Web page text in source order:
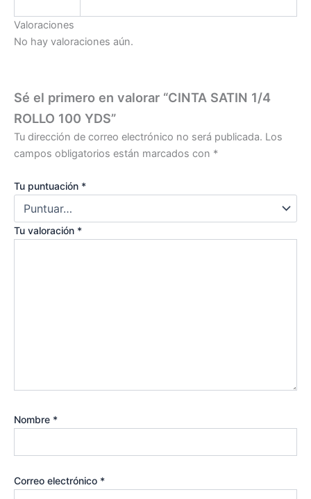
Valoraciones
No hay valoraciones aún.
Sé el primero en valorar “CINTA SATIN 1/4
ROLLO 100 YDS”
Tu dirección de correo electrónico no será publicada. Los
campos obligatorios están marcados con *
Tu puntuación *
Tu valoración *
Nombre *
Correo electrónico *